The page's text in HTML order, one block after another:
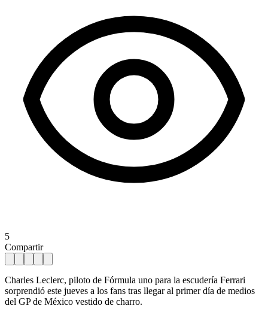
5
Compartir
Charles Leclerc, piloto de Fórmula uno para la escudería Ferrari
sorprendió este jueves a los fans tras llegar al primer día de medios
del GP de México vestido de charro.